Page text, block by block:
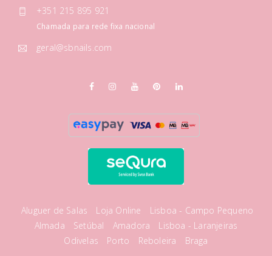
+351 215 895 921
Chamada para rede fixa nacional
geral@sbnails.com
Aluguer de Salas Loja Online
Lisboa - Campo Pequeno
Almada
Setúbal Amadora
Lisboa - Laranjeiras
Odivelas
Porto Reboleira Braga